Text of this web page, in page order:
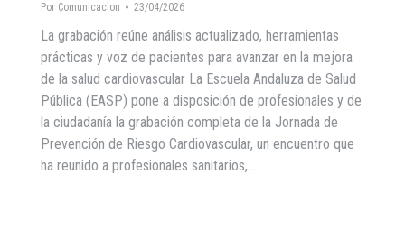
Por Comunicacion 23/04/2026
La grabación reúne análisis actualizado, herramientas
prácticas y voz de pacientes para avanzar en la mejora
de la salud cardiovascular La Escuela Andaluza de Salud
Pública (EASP) pone a disposición de profesionales y de
la ciudadanía la grabación completa de la Jornada de
Prevención de Riesgo Cardiovascular, un encuentro que
ha reunido a profesionales sanitarios,…